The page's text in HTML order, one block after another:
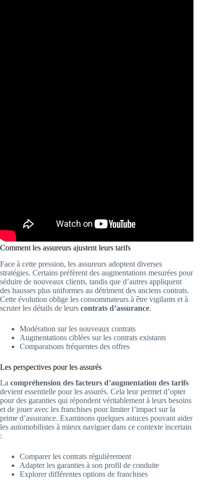
Comment les assureurs ajustent leurs tarifs
Face à cette pression, les assureurs adoptent diverses
stratégies. Certains préfèrent des augmentations mesurées pour
séduire de nouveaux clients, tandis que d’autres appliquent
des hausses plus uniformes au détriment des anciens contrats.
Cette évolution oblige les consommateurs à être vigilants et à
scruter les détails de leurs contrats d’assurance.
Modération sur les nouveaux contrats
Augmentations ciblées sur les contrats existants
Comparaisons fréquentes des offres
Les perspectives pour les assurés
La compréhension des facteurs d’augmentation des tarifs
devient essentielle pour les assurés. Cela leur permet d’opter
pour des garanties qui répondent véritablement à leurs besoins
et de jouer avec les franchises pour limiter l’impact sur la
prime d’assurance. Examinons quelques astuces pouvant aider
les automobilistes à mieux naviguer dans ce contexte incertain
:
Comparer les contrats régulièrement
Adapter les garanties à son profil de conduite
Explorer différentes options de franchises